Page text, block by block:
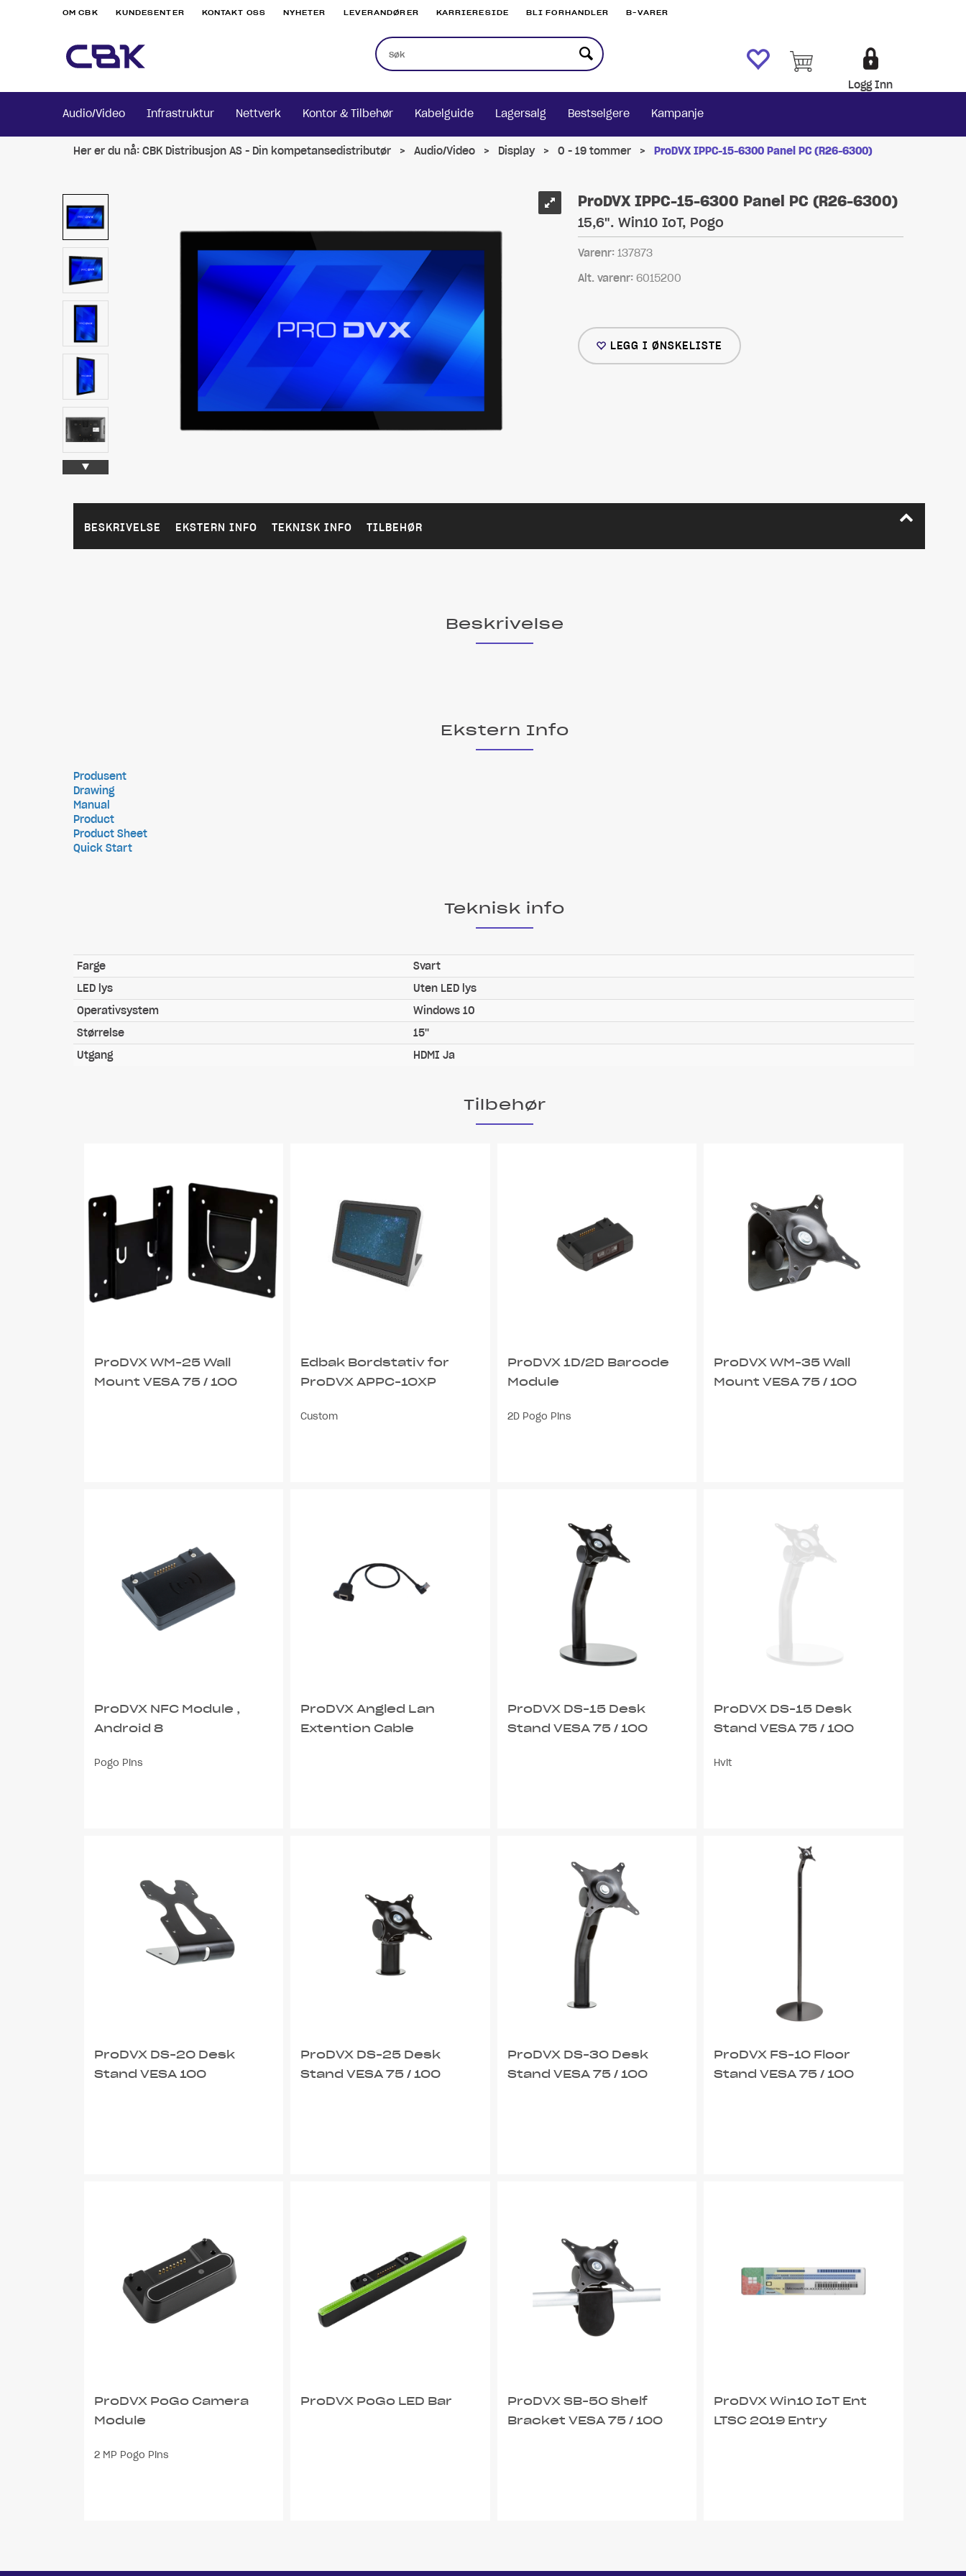
OM CBK KUNDESENTER KONTAKT OSS NYHETER LEVERANDØRER KARRIERESIDE BLI FORHANDLER B-VARER
Logg Inn
Audio/Video Infrastruktur Nettverk Kontor & Tilbehør Kabelguide Lagersalg Bestselgere Kampanje
Her er du nå: CBK Distribusjon AS - Din kompetansedistributør > Audio/Video > Display > 0 - 19 tommer > ProDVX IPPC-15-6300 Panel PC (R26-6300)
ProDVX IPPC-15-6300 Panel PC (R26-6300)
15,6". Win10 IoT, Pogo
Varenr: 137873
Alt. varenr: 6015200
LEGG I ØNSKELISTE
BESKRIVELSE EKSTERN INFO TEKNISK INFO TILBEHØR
Beskrivelse
Ekstern Info
Produsent
Drawing
Manual
Product
Product Sheet
Quick Start
Teknisk info
Farge
Svart
LED lys
Uten LED lys
Operativsystem
Windows 10
Størrelse
15''
Utgang
HDMI Ja
Tilbehør
ProDVX WM-25 Wall
Mount VESA 75 / 100
Edbak Bordstativ for
ProDVX APPC-10XP
Custom
ProDVX 1D/2D Barcode
Module
2D Pogo Pins
ProDVX WM-35 Wall
Mount VESA 75 / 100
ProDVX NFC Module ,
Android 8
Pogo Pins
ProDVX Angled Lan
Extention Cable
ProDVX DS-15 Desk
Stand VESA 75 / 100
ProDVX DS-15 Desk
Stand VESA 75 / 100
Hvit
ProDVX DS-20 Desk
Stand VESA 100
ProDVX DS-25 Desk
Stand VESA 75 / 100
ProDVX DS-30 Desk
Stand VESA 75 / 100
ProDVX FS-10 Floor
Stand VESA 75 / 100
ProDVX PoGo Camera
Module
2 MP Pogo Pins
ProDVX PoGo LED Bar
ProDVX SB-50 Shelf
Bracket VESA 75 / 100
ProDVX Win10 IoT Ent
LTSC 2019 Entry